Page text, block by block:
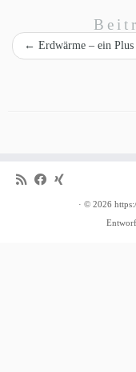
← Erdwärme – ein
· © 2026